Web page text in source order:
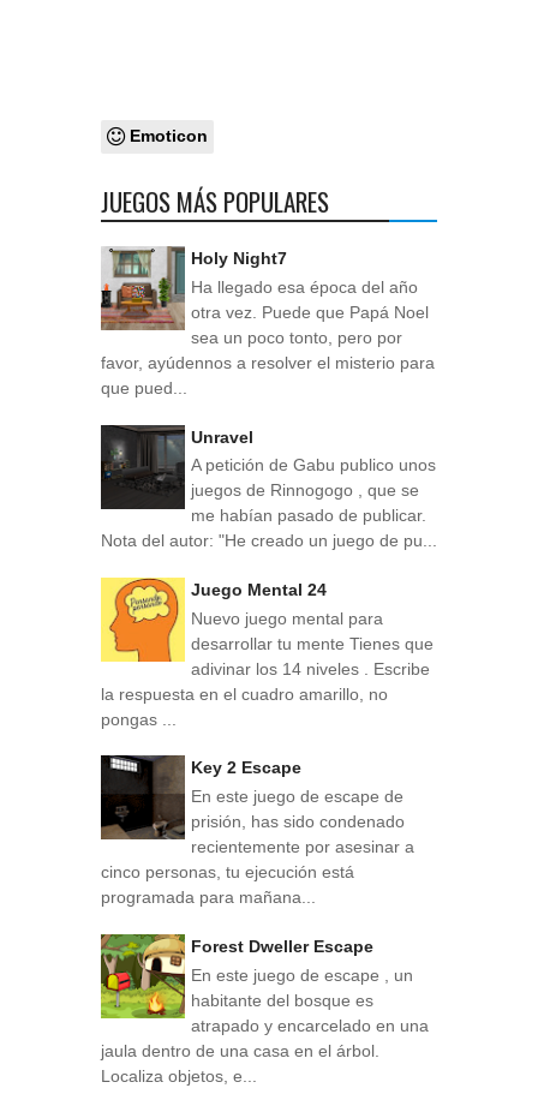
Emoticon
JUEGOS MÁS POPULARES
Holy Night7
Ha llegado esa época del año
otra vez. Puede que Papá Noel
sea un poco tonto, pero por
favor, ayúdennos a resolver el misterio para
que pued...
Unravel
A petición de Gabu publico unos
juegos de Rinnogogo , que se
me habían pasado de publicar.
Nota del autor: "He creado un juego de pu...
Juego Mental 24
Nuevo juego mental para
desarrollar tu mente Tienes que
adivinar los 14 niveles . Escribe
la respuesta en el cuadro amarillo, no
pongas ...
Key 2 Escape
En este juego de escape de
prisión, has sido condenado
recientemente por asesinar a
cinco personas, tu ejecución está
programada para mañana...
Forest Dweller Escape
En este juego de escape , un
habitante del bosque es
atrapado y encarcelado en una
jaula dentro de una casa en el árbol.
Localiza objetos, e...